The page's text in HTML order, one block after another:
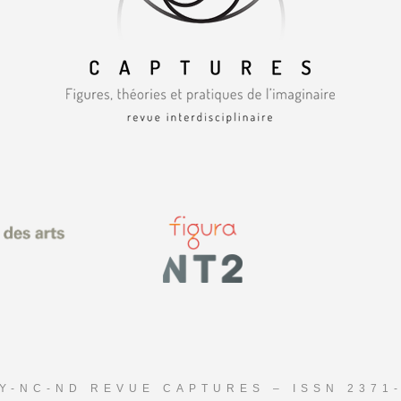
NC-ND REVUE CAPTURES – ISSN